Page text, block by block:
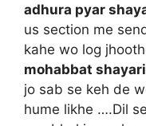
adhura pyar
us section me
kahe wo log
mohabbat shayari
jo sab se keh de
hume likhe ….Dil